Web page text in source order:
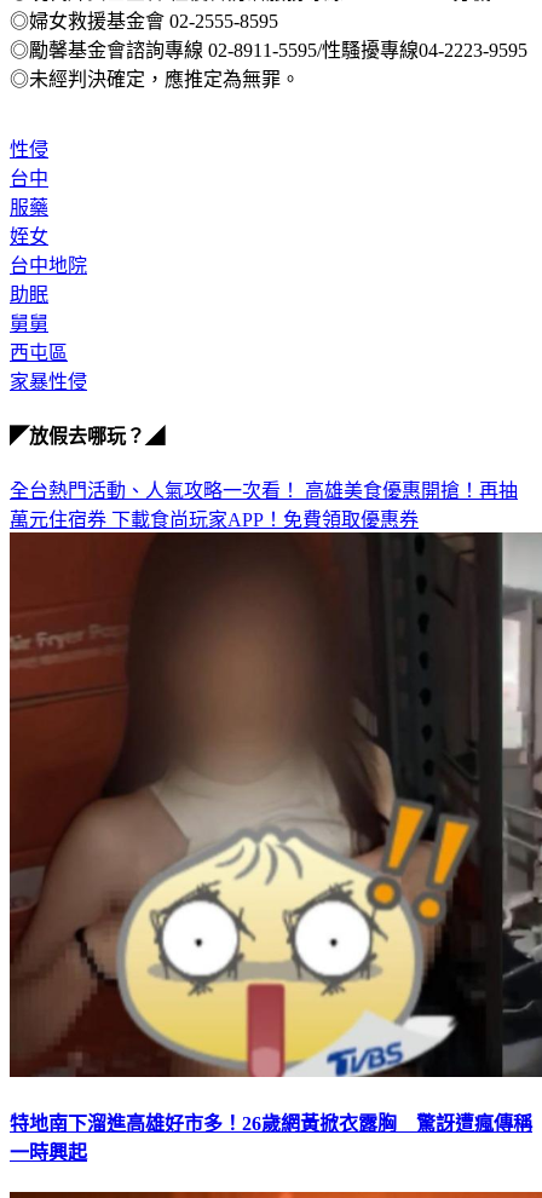
◎婦女救援基金會 02-2555-8595
◎勵馨基金會諮詢專線 02-8911-5595/性騷擾專線04-2223-9595
◎未經判決確定，應推定為無罪。
性侵
台中
服藥
姪女
台中地院
助眠
舅舅
西屯區
家暴性侵
◤放假去哪玩？◢
全台熱門活動、人氣攻略一次看！ 高雄美食優惠開搶！再抽
萬元住宿券 下載食尚玩家APP！免費領取優惠券
特地南下溜進高雄好市多！26歲網黃掀衣露胸 驚訝遭瘋傳稱
一時興起